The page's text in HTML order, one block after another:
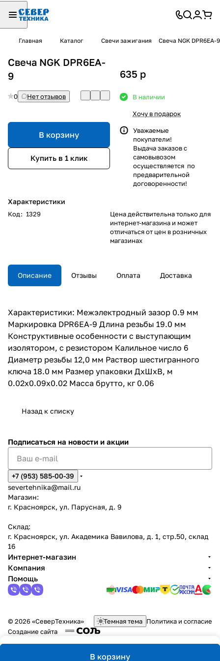
Главная Каталог Свечи зажигания Свеча NGK DPR6EA-9
Свеча NGK DPR6EA-
9
0 Нет отзывов
В корзину
Купить в 1 клик
Характеристики
Код: 1329
635 p
В наличии
Хочу в подарок
Уважаемые
покупатели!
Выдача заказов с
самовывозом
осуществляется по
предварительной
договоренности!
Цена действительна только для
интернет-магазина и может
отличаться от цен в розничных
магазинах
Описание Отзывы Оплата Доставка
Характеристики: Межэлектродный зазор 0.9 мм
Маркировка DPR6EA-9 Длина резьбы 19.0 мм
Конструктивные особенности с выступающим
изолятором, с резистором Калильное число 6
Диаметр резьбы 12,0 мм Раствор шестигранного
ключа 18.0 мм Размер упаковки ДхШхВ, м
0.02x0.09x0.02 Масса брутто, кг 0.06
Назад к списку
В корзину
Подписаться на новости и акции
+7 (953) 585-00-39
severtehnika@mail.ru
Магазин:
г. Красноярск, ул. Парусная, д. 9
Склад:
г. Красноярск, ул. Академика Вавилова, д. 1, стр.50, склад
16
Интернет-магазин
Компания
Помощь
© 2026 «СеверТехника» Темная тема Политика и согласие
Создание сайта